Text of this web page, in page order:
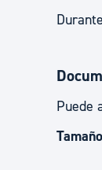
Puede